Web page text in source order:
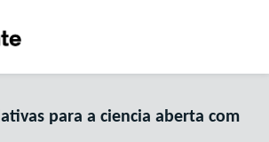
para a ciencia aberta com